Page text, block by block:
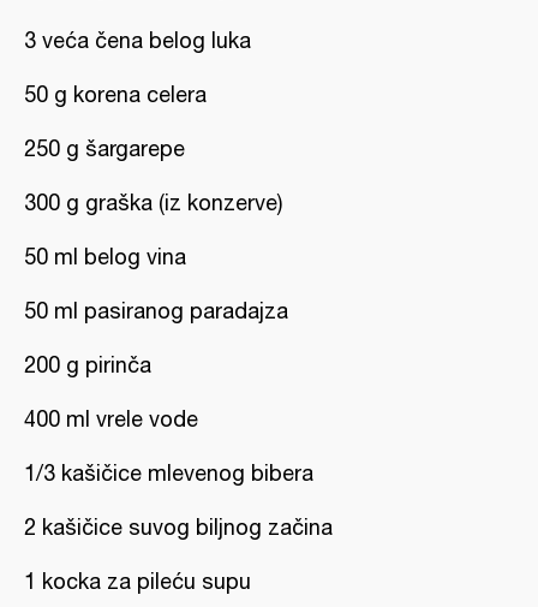
3 veća čena belog luka
50 g korena celera
250 g šargarepe
300 g graška (iz konzerve)
50 ml belog vina
50 ml pasiranog paradajza
200 g pirinča
400 ml vrele vode
1/3 kašičice mlevenog bibera
2 kašičice suvog biljnog začina
1 kocka za pileću supu